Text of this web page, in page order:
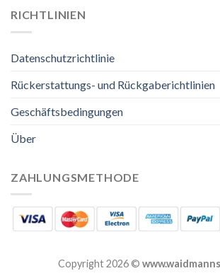
RICHTLINIEN
Datenschutzrichtlinie
Rückerstattungs- und Rückgaberichtlinien
Geschäftsbedingungen
Über
ZAHLUNGSMETHODE
Copyright 2026 ©